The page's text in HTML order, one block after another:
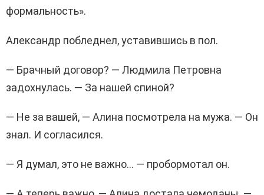
формальность».
Александр побледнел, уставившись в пол.
— Брачный договор? — Людмила Петровна
задохнулась. — За нашей спиной?
— Не за вашей, — Алина посмотрела на мужа. — Он
знал. И согласился.
— Я думал, это не важно… — пробормотал он.